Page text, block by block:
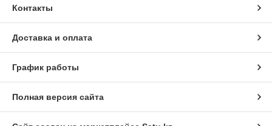
Контакты
Доставка и оплата
График работы
Полная версия сайта